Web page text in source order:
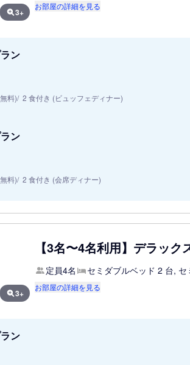
3+
お部屋の詳細を見る
ン
料) 2 食付き (ビュッフェディナー)
ン
料) 2 食付き (会席ディナー)
3+
【3名〜4名利用】デラッ
定員4名 セミダブルベッド 2 台,
お部屋の詳細を見る
ン